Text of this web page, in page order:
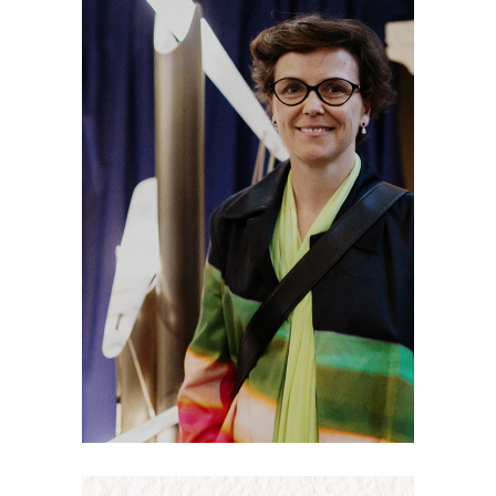
Constance Guisset,
lauréate du Prix
Longchamp
MétamorFose avec ALBA
La remise du Prix
Longchamp
MétamorFoses a eu lieu
le jeudi 9 juin au musée
des Arts et Métiers au
cours du vernissage de
l'exposition Les
MétamorFoses. Cette
exposition dédiée à
l'upcycling